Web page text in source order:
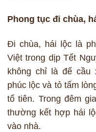
Phong tục đi chùa,
Đi chùa, hái lộc là
Việt trong dịp Tết
không chỉ là để cầu
phúc lộc và tỏ tấm
tổ tiên. Trong đêm
thường kết hợp hái
vào nhà.